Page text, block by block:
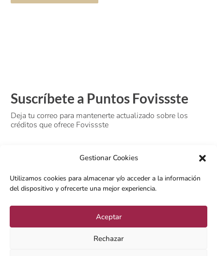
Gestionar Cookies
Utilizamos cookies para almacenar y/o acceder a la información
del dispositivo y ofrecerte una mejor experiencia.
Aceptar
Rechazar
Suscríbete a Puntos Fovissste
Deja tu correo para mantenerte actualizado sobre los
créditos que ofrece Fovissste
SUSCRIBIRSE